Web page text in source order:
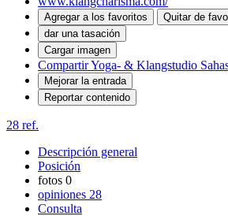
Agregar a los favoritos
Quitar de
dar una tasación
Cargar imagen
Compartir Yoga- & Klangstudio
Mejorar la entrada
Reportar contenido
28 ref.
Descripción general
Posición
fotos 0
opiniones 28
Consulta